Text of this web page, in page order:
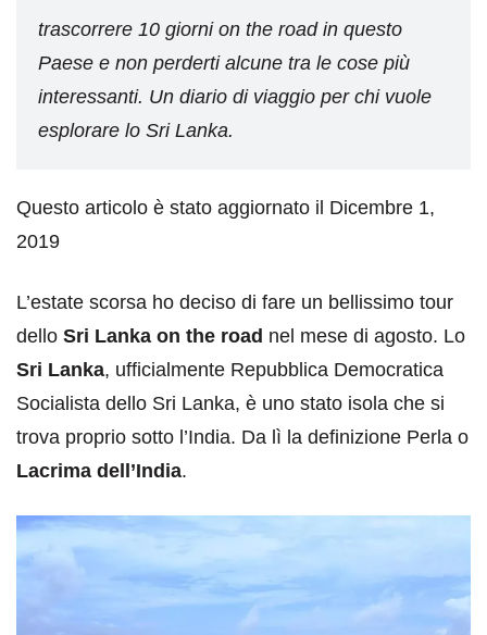
trascorrere 10 giorni on the road in questo
Paese e non perderti alcune tra le cose più
interessanti. Un diario di viaggio per chi vuole
esplorare lo Sri Lanka.
Questo articolo è stato aggiornato il Dicembre 1,
2019
L’estate scorsa ho deciso di fare un bellissimo tour
dello Sri Lanka on the road nel mese di agosto. Lo
Sri Lanka, ufficialmente Repubblica Democratica
Socialista dello Sri Lanka, è uno stato isola che si
trova proprio sotto l’India. Da lì la definizione Perla o
Lacrima dell’India.